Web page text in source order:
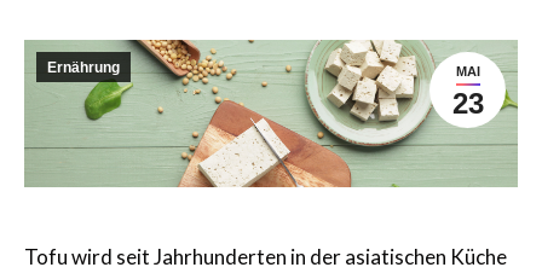
MAI
23
Ernährung
Tofu wird seit Jahrhunderten in der asiatischen Küche